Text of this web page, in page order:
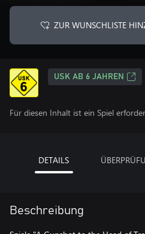
ZUR WUNSCHLISTE
USK AB 6 JAHREN
Für diesen Inhalt ist ein Spiel
DETAILS
Beschreibung